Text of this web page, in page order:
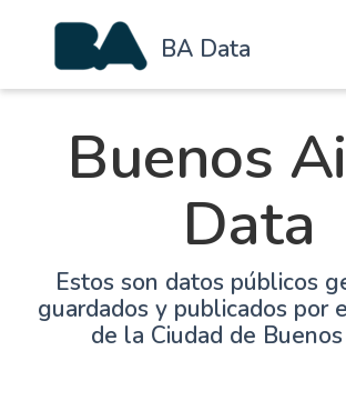
BA Data
Buenos
Data
Estos son datos públicos
guardados y publicados por
de la Ciudad de